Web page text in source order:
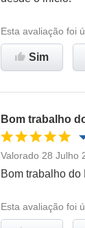
Recomenda
Esta avaliação foi
Sim
Bom trabalho
Oportunidade
Ambiente de
Valorado 28 Julho
Bom trabalho do
Esta avaliação foi